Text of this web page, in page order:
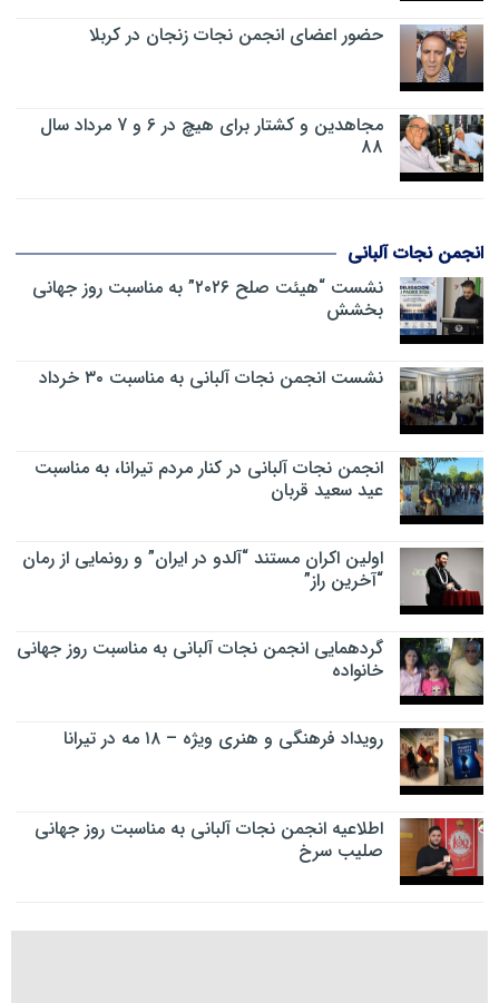
حضور اعضای انجمن نجات زنجان در کربلا
مجاهدین و کشتار برای هیچ در 6 و 7 مرداد سال
88
انجمن نجات آلبانی
نشست “هیئت صلح ۲۰۲۶” به مناسبت روز جهانی
بخشش
نشست انجمن نجات آلبانی به مناسبت ۳۰ خرداد
انجمن نجات آلبانی در کنار مردم تیرانا، به مناسبت
عید سعید قربان
اولین اکران مستند “آلدو در ایران” و رونمایی از رمان
“آخرین راز”
گردهمایی انجمن نجات آلبانی به مناسبت روز جهانی
خانواده
رویداد فرهنگی و هنری ویژه – ۱۸ مه در تیرانا
اطلاعیه انجمن نجات آلبانی به مناسبت روز جهانی
صلیب سرخ